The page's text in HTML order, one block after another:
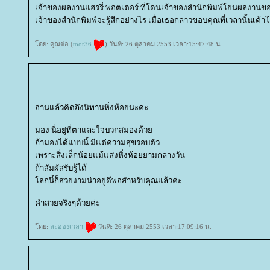
เจ้าของผลงานแฮรรี่ พอตเตอร์ ที่โดนเจ้าของสำนักพิมพ์โยนผลงานข
เจ้าของสำนักพิมพ์จะรู้สึกอย่างไร เมื่อเธอกล่าวขอบคุณที่เวลานั้นเค้า
ดย: คุณต่อ (toor36 ) วันที่: 26 ตุลาคม 2553 เวลา:15:47:48 น.
อ่านแล้วคิดถึงนิทานหิ่งห้อยนะคะ
มอง นี่อยู่ที่ตาและใจบวกสมองด้ว
ถ้ามองได้แบบนี้ มีแต่ความสุขรอบตัว
เพราะสิ่งเล็กน้อยแม้แสงหิ่งห้อยยามกลางวัน
ถ้าสัมผัสรับรู้ได้
ลกนี้ก็สวยงามน่าอยู่ดีพอสำหรับคุณแล้วค่ะ
คำสวยจริงๆด้วยค่ะ
ดย: ละอองเวลา วันที่: 26 ตุลาคม 2553 เวลา:17:09:16 น.